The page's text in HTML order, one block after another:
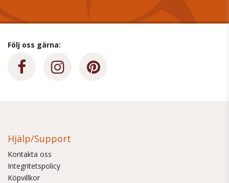
Följ oss gärna:
Hjälp/Support
Kontakta oss
Integritetspolicy
Köpvillkor